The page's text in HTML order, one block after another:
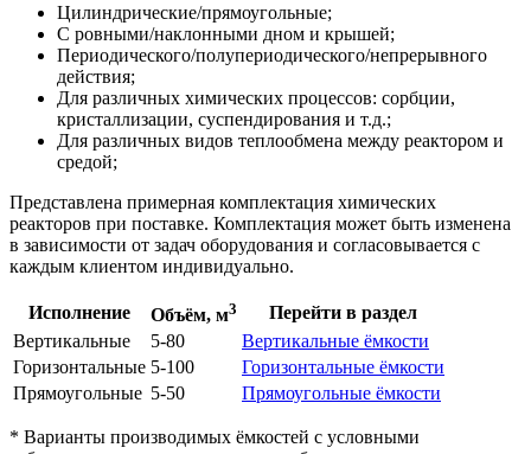
Цилиндрические/прямоугольные;
С ровными/наклонными дном и крышей;
Периодического/полупериодического/непрерывного
действия;
Для различных химических процессов: сорбции,
кристаллизации, суспендирования и т.д.;
Для различных видов теплообмена между реактором и
средой;
Представлена примерная комплектация химических
реакторов при поставке. Комплектация может быть изменена
в зависимости от задач оборудования и согласовывается с
каждым клиентом индивидуально.
Исполнение Объём, м3
Перейти в раздел
Вертикальные
5-80
Вертикальные ёмкости
Горизонтальные 5-100
Горизонтальные ёмкости
Прямоугольные 5-50 Прямоугольные ёмкости
* Варианты производимых ёмкостей с условными